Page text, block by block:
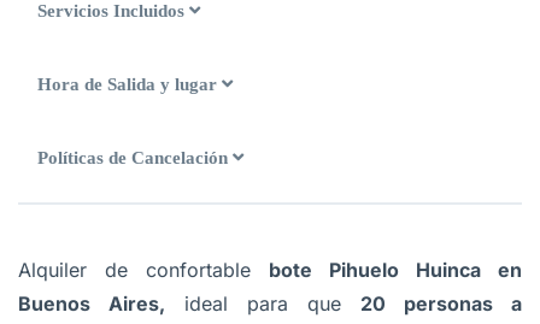
Servicios Incluidos
Hora de Salida y lugar
Políticas de Cancelación
Alquiler de confortable bote Pihuelo Huinca en
Buenos Aires, ideal para que 20 personas a